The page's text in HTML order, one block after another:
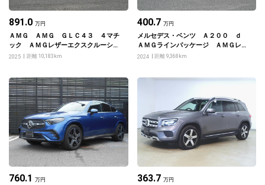
891.0 万円
ＡＭＧ ＡＭＧ ＧＬＣ４３ ４マチ
ック ＡＭＧレザーエクスクルーシブ
パッケージ
2025 距離 10,183km
400.7 万円
メルセデス・ベンツ Ａ２００ ｄ
ＡＭＧラインパッケージ ＡＭＧレザ
ーエクスクルーシブパッケージ
2024 距離 9,368km
760.1 万円 363.7 万円